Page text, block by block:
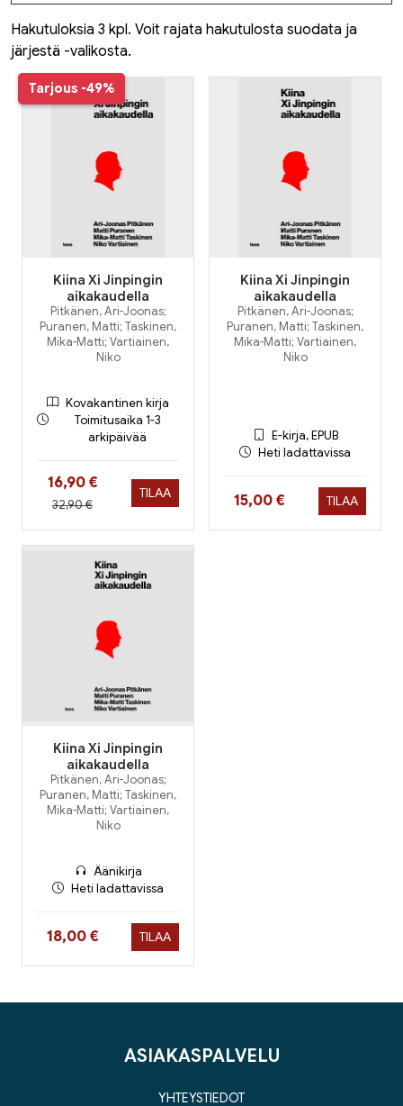
Hakutuloksia 3 kpl. Voit rajata hakutulosta suodata ja
järjestä -valikosta.
Tarjous -49%
Kiina Xi Jinpingin
aikakaudella
Pitkänen, Ari-Joonas;
Puranen, Matti; Taskinen,
Mika-Matti; Vartiainen,
Niko
Kovakantinen kirja
Toimitusaika 1-3
arkipäivää
Hinta nyt
16,90 €
Hinta aiemmin
32,90 €
TILAA
Kiina Xi Jinpingin
aikakaudella
Pitkänen, Ari-Joonas;
Puranen, Matti; Taskinen,
Mika-Matti; Vartiainen,
Niko
E-kirja, EPUB
Heti ladattavissa
Hinta nyt
15,00 € TILAA
Kiina Xi Jinpingin
aikakaudella
Pitkänen, Ari-Joonas;
Puranen, Matti; Taskinen,
Mika-Matti; Vartiainen,
Niko
Äänikirja
Heti ladattavissa
Hinta nyt
18,00 € TILAA
ASIAKASPALVELU
YHTEYSTIEDOT